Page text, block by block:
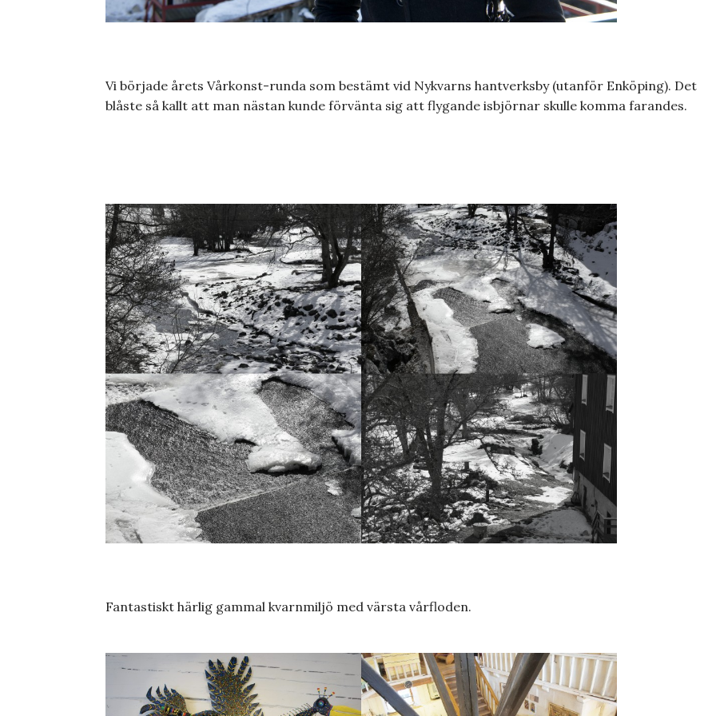
Vi började årets Vårkonst-runda som bestämt vid Nykvarns hantverksby (utanför Enköping). Det
blåste så kallt att man nästan kunde förvänta sig att flygande isbjörnar skulle komma farandes.
Fantastiskt härlig gammal kvarnmiljö med värsta vårfloden.